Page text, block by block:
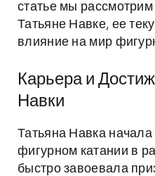
статье мы
Татьяне Навке, ее
влияние на мир
Карьера и
Навки
Татьяна Навка
фигурном катании в
быстро завоевала